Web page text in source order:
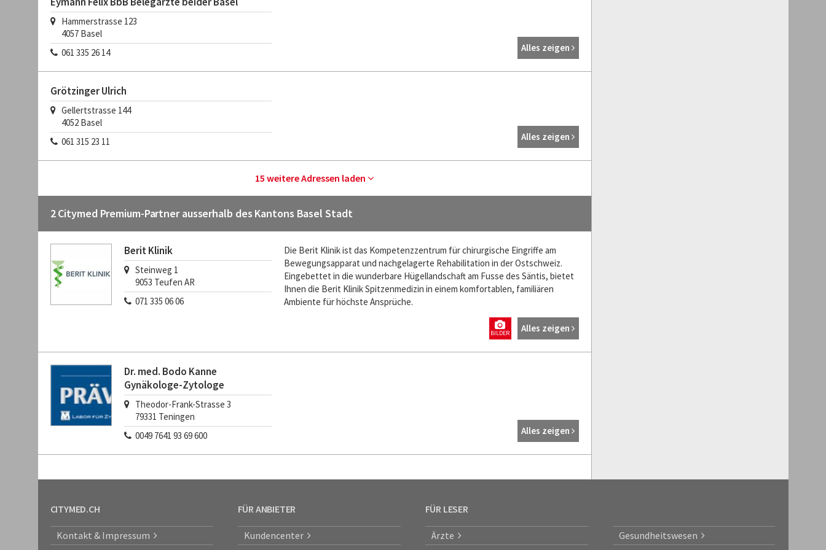
Hammerstrasse 123
4057 Basel
061 335 26 14
Alles zeigen
Grötzinger Ulrich
Gellertstrasse 144
4052 Basel
061 315 23 11
Alles zeigen
15 weitere Adressen laden
2 Citymed Premium-Partner ausserhalb des Kantons Basel Stadt
Berit Klinik
Steinweg 1
9053 Teufen AR
071 335 06 06
Die Berit Klinik ist das Kompetenzzentrum für chirurgische Eingriffe am
Bewegungsapparat und nachgelagerte Rehabilitation in der Ostschweiz.
Eingebettet in die wunderbare Hügellandschaft am Fusse des Säntis, bietet
Ihnen die Berit Klinik Spitzenmedizin in einem komfortablen, familiären
Ambiente für höchste Ansprüche.
Alles zeigen
BILDER
Dr. med. Bodo Kanne
Gynäkologe-Zytologe
Theodor-Frank-Strasse 3
79331 Teningen
0049 7641 93 69 600
Alles zeigen
CITYMED.CH
Kontakt & Impressum
FÜR ANBIETER
Kundencenter
FÜR LESER
Ärzte
Gesundheitswesen